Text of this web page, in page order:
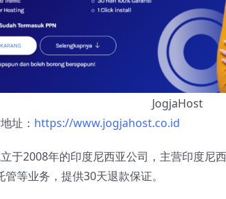
JogjaHost
址： https://www.jogjahost.co.id
于2008年的印度尼西亚公司，主营印度尼
等业务，提供30天退款保证。